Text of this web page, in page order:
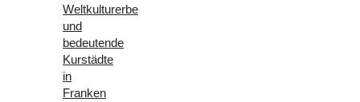
Weltkulturerbe
und
bedeutende
Kurstädte
in
Franken